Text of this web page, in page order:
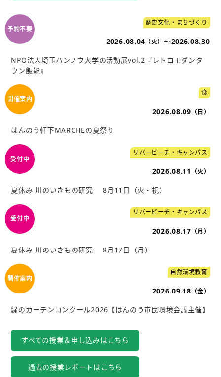
歴史文化・まちづくり
2026.08.04 （火） ～2026.08.30
NPO法人埼玉ハンノウ大学の活動展vol.2『レトロモダンタ
ウン飯能』
食
2026.08.09 （日）
はんのう軒下MARCHEの夏祭り
リバービーチ・キャンパス
2026.08.11 （火）
夏休み 川のいきもの研究 8月11日（火・祝）
リバービーチ・キャンパス
2026.08.17 （月）
夏休み 川のいきもの研究 8月17日（月）
自然環境教育
2026.09.18 （金）
緑のカーテンコンクール2026【はんのう市民環境会議主催】
すべての授業＆申し込みはこちら
過去の授業レポートはこちら